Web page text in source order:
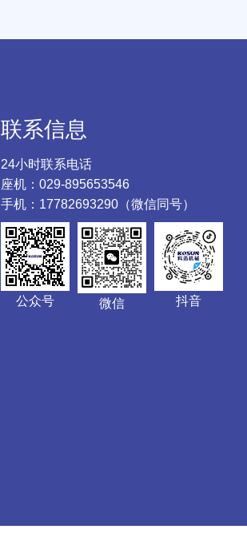
联系信息
24小时联系电话
座机：029-895653546
手机：17782693290（微信同号）
公众号 微信 抖音